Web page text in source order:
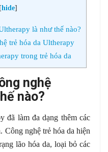
[hide]
là như thế nào?
trẻ hóa da Ultherapy
trong trẻ hóa da
nghệ
nào?
đã làm đa dạng thêm các
Công nghệ trẻ hóa da hiện
lão hóa da, loại bỏ các